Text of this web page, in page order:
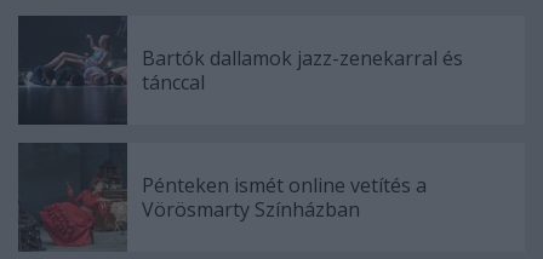
Bartók dallamok jazz-zenekarral és
tánccal
Pénteken ismét online vetítés a
Vörösmarty Színházban